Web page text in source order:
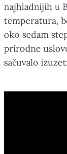
najhladnijih u
temperatura,
oko sedam
prirodne
sačuvalo